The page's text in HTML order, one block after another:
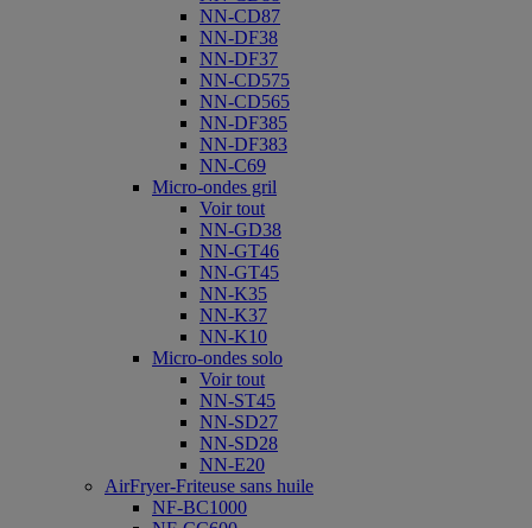
NN-CD87
NN-DF38
NN-DF37
NN-CD575
NN-CD565
NN-DF385
NN-DF383
NN-C69
Micro-ondes gril
Voir tout
NN-GD38
NN-GT46
NN-GT45
NN-K35
NN-K37
NN-K10
Micro-ondes solo
Voir tout
NN-ST45
NN-SD27
NN-SD28
NN-E20
AirFryer-Friteuse sans huile
NF-BC1000